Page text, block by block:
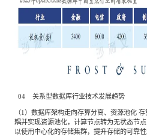
04 关系型数据库行业技术发展趋势
（1）数据库架构走向存算分离、资源池化
耦并实现资源池化，计算节点转为无状态节
以使用中心化的存储集群，提升存储的可靠